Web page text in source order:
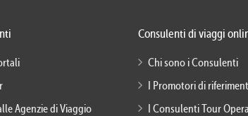
Agenzie di Viaggio
Consulenti di viaggi
Chi sono i Consulenti
I Promotori di
I Consulenti Tour